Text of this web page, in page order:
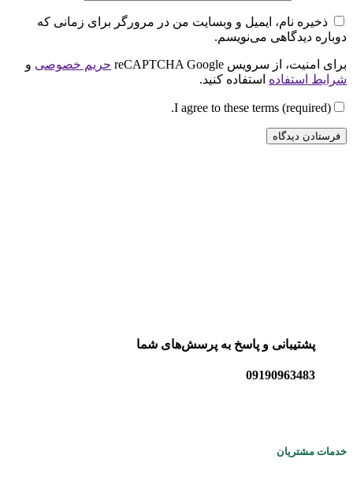
ذخیره نام، ایمیل و وبسایت من در مرورگر برای زمانی که
دوباره دیدگاهی می‌نویسم.
برای امنیت، از سرویس reCAPTCHA Google حریم خصوصی و
شرایط استفاده استفاده کنید.
I agree to these terms (required).
پشتیبانی و پاسخ به پرسش‌های شما
09190963483
خدمات مشتریان